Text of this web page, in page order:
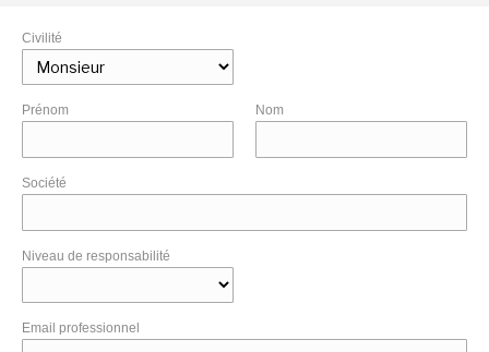
Civilité
Prénom Nom
Société
Niveau de responsabilité
Email professionnel